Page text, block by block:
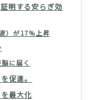
明する安らぎ効
）が17%上昇
に届く
促進。
最大化